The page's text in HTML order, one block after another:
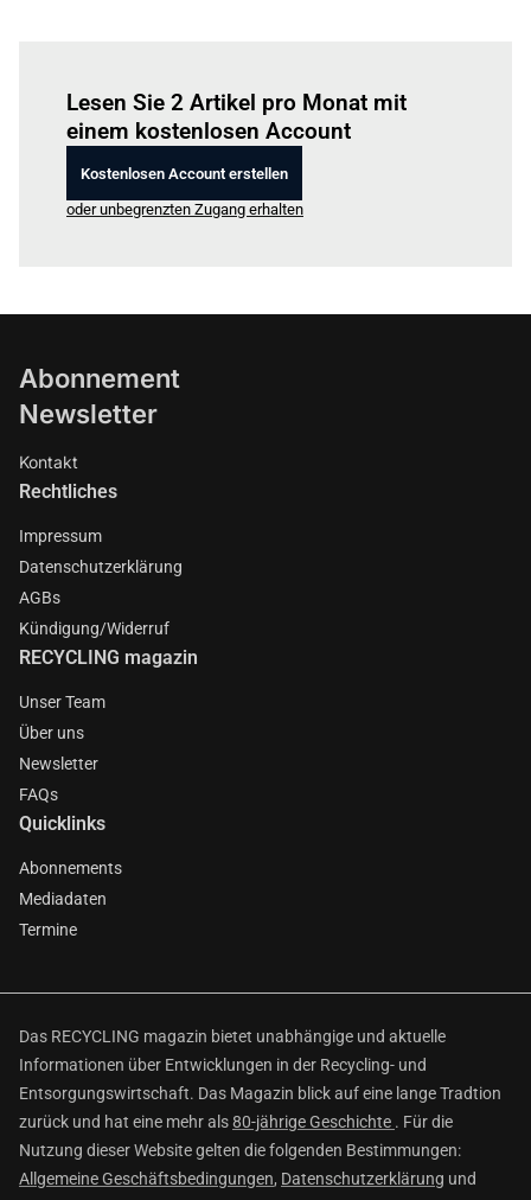
Lesen Sie 2 Artikel pro Monat mit
einem kostenlosen Account
Kostenlosen Account erstellen
oder unbegrenzten Zugang erhalten
Abonnement
Newsletter
Kontakt
Rechtliches
Impressum
Datenschutzerklärung
AGBs
Kündigung/Widerruf
RECYCLING magazin
Unser Team
Über uns
Newsletter
FAQs
Quicklinks
Abonnements
Mediadaten
Termine
Das RECYCLING magazin bietet unabhängige und aktuelle
Informationen über Entwicklungen in der Recycling- und
Entsorgungswirtschaft. Das Magazin blick auf eine lange Tradtion
zurück und hat eine mehr als80-jährige Geschichte . Für die
Nutzung dieser Website gelten die folgenden Bestimmungen:
Allgemeine Geschäftsbedingungen, Datenschutzerklärung und